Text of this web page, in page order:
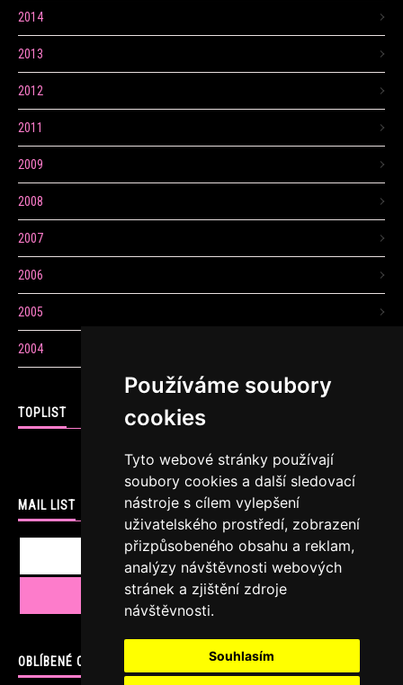
Používáme soubory
cookies
Tyto webové stránky používají
soubory cookies a další sledovací
nástroje s cílem vylepšení
uživatelského prostředí, zobrazení
přizpůsobeného obsahu a reklam,
analýzy návštěvnosti webových
stránek a zjištění zdroje
návštěvnosti.
Souhlasím
2014
2013
2012
2011
2009
2008
2007
2006
2005
2004
TOPLIST
MAIL LIST
OBLÍBENÉ ODKAZY